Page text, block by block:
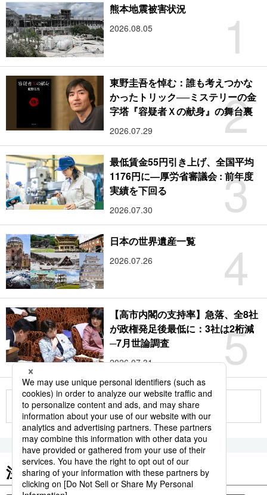
1
熊本地震被害状況
2026.08.05
2
東野圭吾を悼む：誰も考えつかな
かったトリック──ミステリーの金
字塔『容疑者Ｘの献身』の舞台裏
2026.07.29
3
最低賃金55円引き上げ、全国平均
1176円に―厚労省審議会 : 前年度
実績を下回る
2026.07.30
4
日本の世界遺産一覧
2026.07.26
5
【高市内閣の支持率】急落、全8社
が政権発足後最低に：3社は2桁減
─7月世論調査
2026.07.31
もっと見る
注目のキーワード